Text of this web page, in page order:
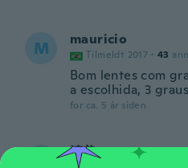
M mauricio
Tilmeldt 2017 · 43
Bom lentes com
a escolhida, 3 graus
for ca. 5 år siden
清美